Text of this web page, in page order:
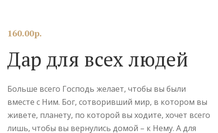
160.00р.
Дар для всех людей
Больше всего Господь желает, чтобы вы были
вместе с Ним. Бог, сотворивший мир, в котором вы
живете, планету, по которой вы ходите, хочет всего
лишь, чтобы вы вернулись домой – к Нему. А для